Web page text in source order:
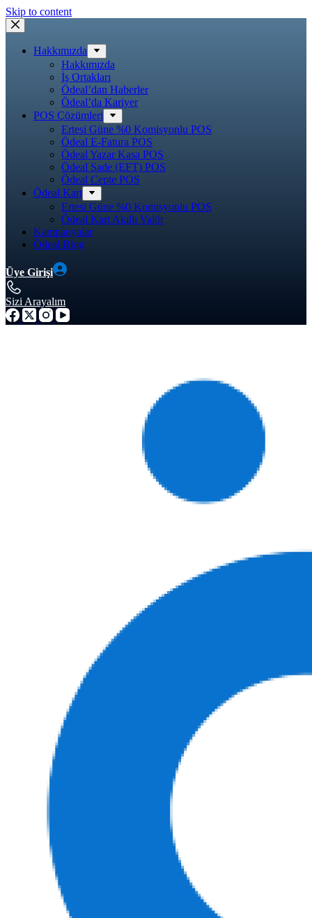
Skip to content
Hakkımızda
Hakkımızda
İş Ortakları
Ödeal’dan Haberler
Ödeal’da Kariyer
POS Çözümleri
Ertesi Güne %0 Komisyonlu POS
Ödeal E-Fatura POS
Ödeal Yazar Kasa POS
Ödeal Sade (EFT) POS
Ödeal Cepte POS
Ödeal Kart
Ertesi Güne %0 Komisyonlu POS
Ödeal Kart Akıllı Valör
Kampanyalar
Ödeal Blog
Üye Girişi
Sizi Arayalım